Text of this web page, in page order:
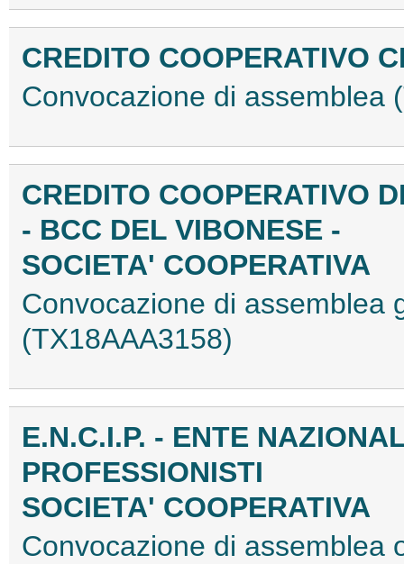
CREDITO COOPERATIVO
Convocazione di assemblea
CREDITO COOPERATIVO
- BCC DEL VIBONESE -
SOCIETA' COOPERATIVA
Convocazione di assemblea
(TX18AAA3158)
E.N.C.I.P. - ENTE
PROFESSIONISTI
SOCIETA' COOPERATIVA
Convocazione di assemblea